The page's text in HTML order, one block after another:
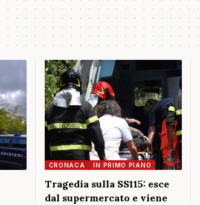
CRONACA IN PRIMO PIANO
Tragedia sulla SS115: esce
dal supermercato e viene